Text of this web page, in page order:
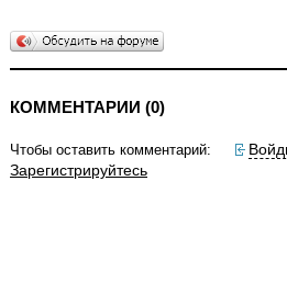
КОММЕНТАРИИ (0)
Чтобы оставить комментарий:
Зарегистрируйтесь